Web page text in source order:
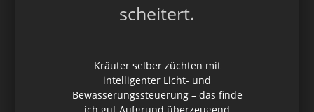
scheitert.
Kräuter selber züchten mit
intelligenter Licht- und
Bewässerungssteuerung – das finde
ich gut.Aufgrund überzeugend